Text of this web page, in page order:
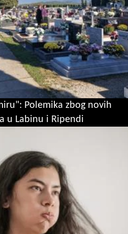
Polemika zbog novih
u Labinu i Ripendi